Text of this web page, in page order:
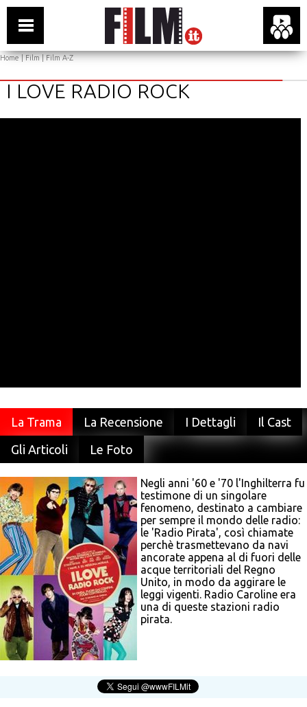
Home|Film|Film A-Z
I LOVE RADIO ROCK
La Trama La Recensione I Dettagli
Il Cast
Gli Articoli
Le Foto
Negli anni '60 e '70 l'Inghilterra fu
testimone di un singolare
fenomeno, destinato a cambiare
per sempre il mondo delle radio:
le 'Radio Pirata', così chiamate
perchè trasmettevano da navi
ancorate appena al di fuori delle
acque territoriali del Regno
Unito, in modo da aggirare le
leggi vigenti. Radio Caroline era
una di queste stazioni radio
pirata.